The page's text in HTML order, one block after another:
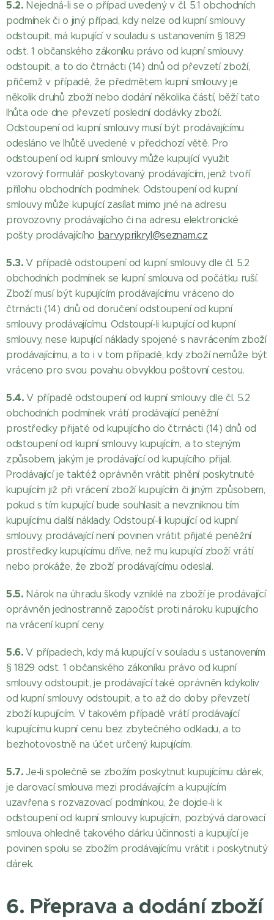
5.2. Nejedná-li se o případ uvedený v čl. 5.1 obchodních
podmínek či o jiný případ, kdy nelze od kupní smlouvy
odstoupit, má kupující v souladu s ustanovením § 1829
odst. 1 občanského zákoníku právo od kupní smlouvy
odstoupit, a to do čtrnácti (14) dnů od převzetí zboží,
přičemž v případě, že předmětem kupní smlouvy je
několik druhů zboží nebo dodání několika částí, běží tato
lhůta ode dne převzetí poslední dodávky zboží.
Odstoupení od kupní smlouvy musí být prodávajícímu
odesláno ve lhůtě uvedené v předchozí větě. Pro
odstoupení od kupní smlouvy může kupující využit
vzorový formulář poskytovaný prodávajícím, jenž tvoří
přílohu obchodních podmínek. Odstoupení od kupní
smlouvy může kupující zasílat mimo jiné na adresu
provozovny prodávajícího či na adresu elektronické
pošty prodávajícího barvyprikryl@seznam.cz
5.3.V případě odstoupení od kupní smlouvy dle čl. 5.2
obchodních podmínek se kupní smlouva od počátku ruší.
Zboží musí být kupujícím prodávajícímu vráceno do
čtrnácti (14) dnů od doručení odstoupení od kupní
smlouvy prodávajícímu. Odstoupí-li kupující od kupní
smlouvy, nese kupující náklady spojené s navrácením zboží
prodávajícímu, a to i v tom případě, kdy zboží nemůže být
vráceno pro svou povahu obvyklou poštovní cestou.
5.4.V případě odstoupení od kupní smlouvy dle čl. 5.2
obchodních podmínek vrátí prodávající peněžní
prostředky přijaté od kupujícího do čtrnácti (14) dnů od
odstoupení od kupní smlouvy kupujícím, a to stejným
způsobem, jakým je prodávající od kupujícího přijal.
Prodávající je taktéž oprávněn vrátit plnění poskytnuté
kupujícím již při vrácení zboží kupujícím či jiným způsobem,
pokud s tím kupující bude souhlasit a nevzniknou tím
kupujícímu další náklady. Odstoupí-li kupující od kupní
smlouvy, prodávající není povinen vrátit přijaté peněžní
prostředky kupujícímu dříve, než mu kupující zboží vrátí
nebo prokáže, že zboží prodávajícímu odeslal.
5.5. Nárok na úhradu škody vzniklé na zboží je prodávající
oprávněn jednostranně započíst proti nároku kupujícího
na vrácení kupní ceny.
5.6.V případech, kdy má kupující v souladu s ustanovením
§ 1829 odst. 1 občanského zákoníku právo od kupní
smlouvy odstoupit, je prodávající také oprávněn kdykoliv
od kupní smlouvy odstoupit, a to až do doby převzetí
zboží kupujícím. V takovém případě vrátí prodávající
kupujícímu kupní cenu bez zbytečného odkladu, a to
bezhotovostně na účet určený kupujícím.
5.7.Je-li společně se zbožím poskytnut kupujícímu dárek,
je darovací smlouva mezi prodávajícím a kupujícím
uzavřena s rozvazovací podmínkou, že dojde-li k
odstoupení od kupní smlouvy kupujícím, pozbývá darovací
smlouva ohledně takového dárku účinnosti a kupující je
povinen spolu se zbožím prodávajícímu vrátit i poskytnutý
dárek.
6. Přeprava a dodání zboží